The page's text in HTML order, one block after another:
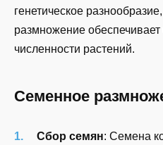
генетическое
размножение
численности растений.
Семенное
Сбор семян: Семена